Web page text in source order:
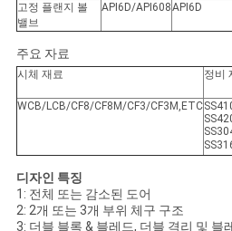
인
용
을
청
하
고정 플랜지 볼
밸브
API6D/API608API6D
주요 자료
시체 재료 정비
WCB/LCB/CF8/CF8M/CF3/CF3M,ETC
디자인 특징
1: 전체 또는 감소된 도어
2: 2개 또는 3개 부위 체구 구조
3: 더블 블록 & 블레드, 더블 격리 및 블